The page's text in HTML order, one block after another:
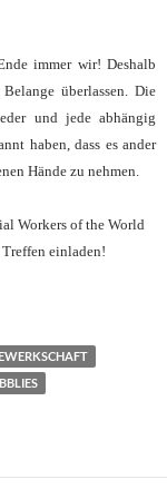
immer wir! Deshalb
überlassen. Die
und jede abhängig
haben, dass es ander
Hände zu nehmen.
Workers of the World
einladen!